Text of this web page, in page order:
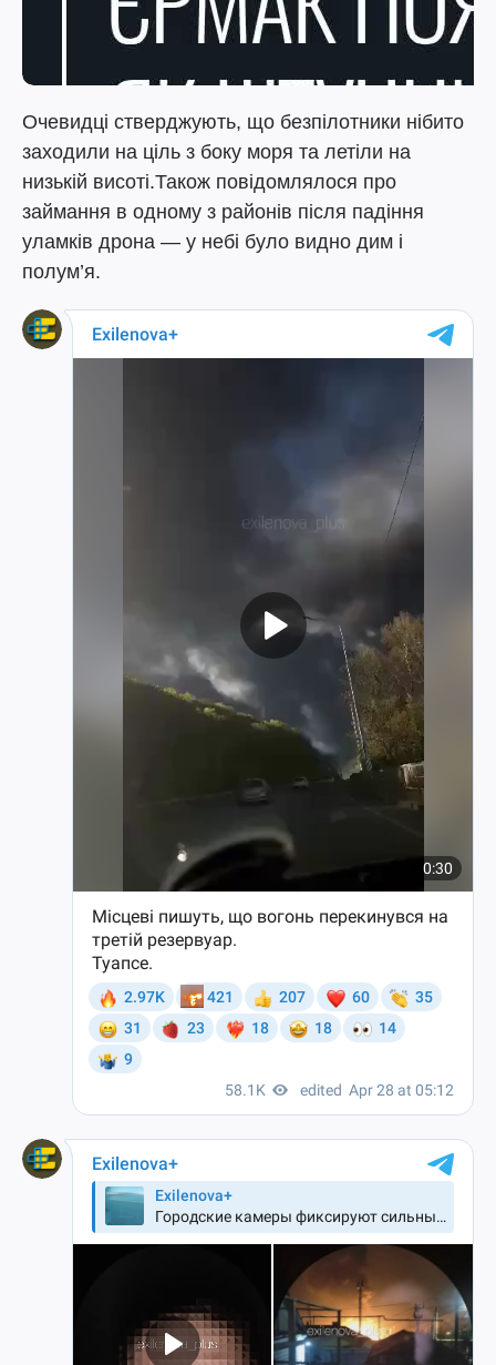
Очевидці стверджують, що безпілотники нібито
заходили на ціль з боку моря та летіли на
низькій висоті.Також повідомлялося про
займання в одному з районів після падіння
уламків дрона — у небі було видно дим і
полум’я.